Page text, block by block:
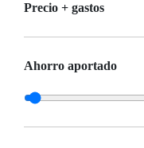
Precio + gastos
Ahorro aportado